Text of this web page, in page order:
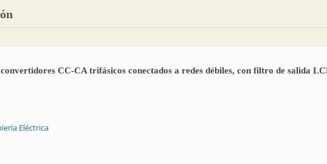
CC-CA trifásicos conectados a redes débiles, con filtro de salida
Eléctrica